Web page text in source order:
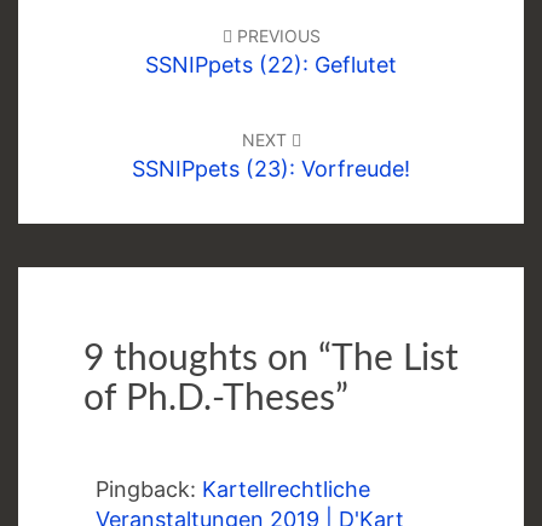
PREVIOUS
SSNIPpets (22): Geflutet
NEXT
SSNIPpets (23): Vorfreude!
9 thoughts on “The List
of Ph.D.-Theses”
Pingback: Kartellrechtliche
Veranstaltungen 2019 | D'Kart